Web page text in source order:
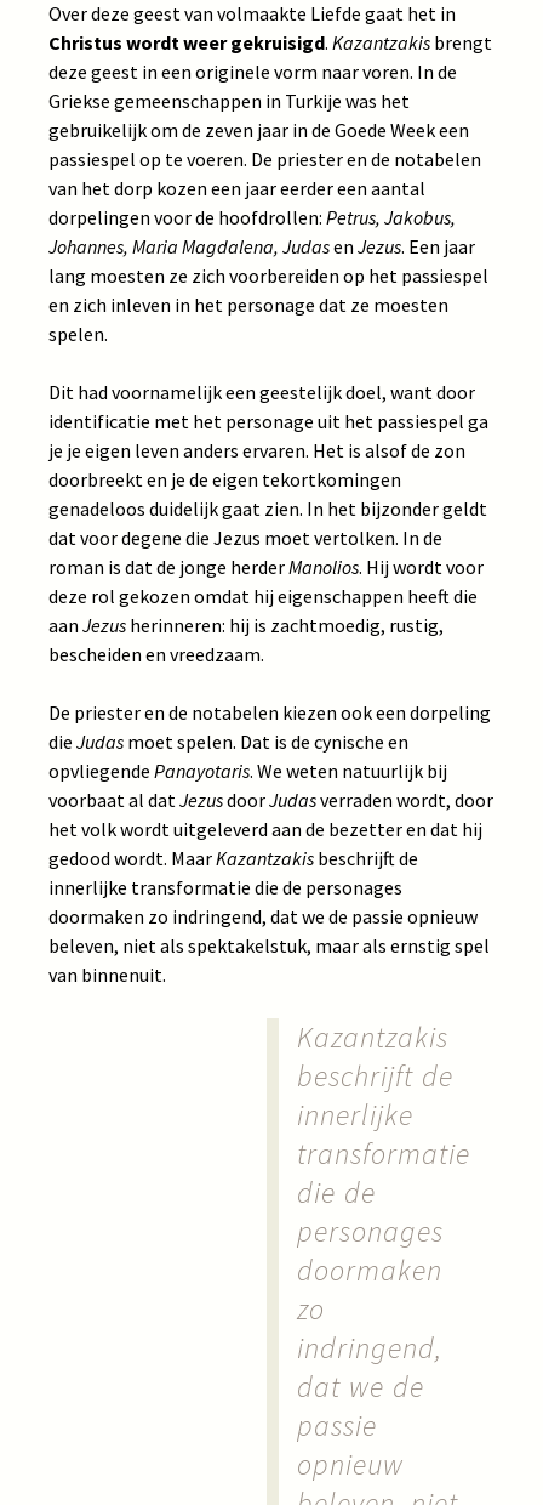
Over deze geest van volmaakte Liefde gaat het in
Christus wordt weer gekruisigd. Kazantzakis brengt
deze geest in een originele vorm naar voren. In de
Griekse gemeenschappen in Turkije was het
gebruikelijk om de zeven jaar in de Goede Week een
passiespel op te voeren. De priester en de notabelen
van het dorp kozen een jaar eerder een aantal
dorpelingen voor de hoofdrollen: Petrus, Jakobus,
Johannes, Maria Magdalena, Judasen Jezus. Een jaar
lang moesten ze zich voorbereiden op het passiespel
en zich inleven in het personage dat ze moesten
spelen.
Dit had voornamelijk een geestelijk doel, want door
identificatie met het personage uit het passiespel ga
je je eigen leven anders ervaren. Het is alsof de zon
doorbreekt en je de eigen tekortkomingen
genadeloos duidelijk gaat zien. In het bijzonder geldt
dat voor degene die Jezus moet vertolken. In de
roman is dat de jonge herderManolios. Hij wordt voor
deze rol gekozen omdat hij eigenschappen heeft die
aan Jezus herinneren: hij is zachtmoedig, rustig,
bescheiden en vreedzaam.
De priester en de notabelen kiezen ook een dorpeling
die Judas moet spelen. Dat is de cynische en
opvliegende Panayotaris. We weten natuurlijk bij
voorbaat al datJezusdoorJudasverraden wordt, door
het volk wordt uitgeleverd aan de bezetter en dat hij
gedood wordt. MaarKazantzakis beschrijft de
innerlijke transformatie die de personages
doormaken zo indringend, dat we de passie opnieuw
beleven, niet als spektakelstuk, maar als ernstig spel
van binnenuit.
Kazantzakis
beschrijft de
innerlijke
transformatie
die de
personages
doormaken
zo
indringend,
dat we de
passie
opnieuw